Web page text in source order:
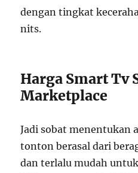
dengan tingkat
nits.
Harga Smart Tv
Marketplace
Jadi sobat menentukan
tonton berasal dari
dan terlalu mudah